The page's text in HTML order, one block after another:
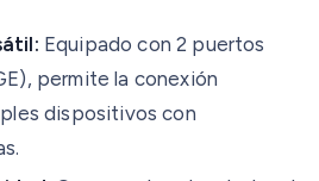
Equipado con 2 puertos
permite la conexión
dispositivos con